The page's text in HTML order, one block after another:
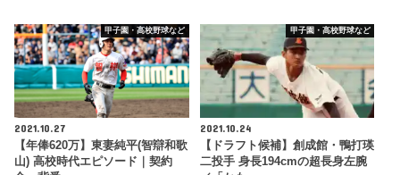
甲子園・高校野球など
2021.10.27
【年俸620万】東妻純平(智辯和歌
山) 高校時代エピソード｜契約
甲子園・高校野球など
2021.10.24
【ドラフト候補】創成館・鴨打瑛
二投手 身長194cmの超長身左腕